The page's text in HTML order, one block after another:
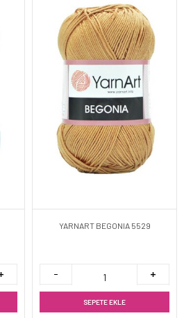
YARNART BEGONIA 5529
SEPETE EKLE